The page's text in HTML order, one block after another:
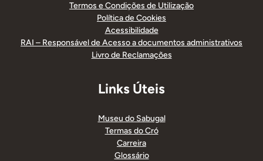
Termos e Condições de Utilização
Política de Cookies
Acessibilidade
RAI – Responsável de Acesso a documentos administrativos
Livro de Reclamações
Links Úteis
Museu do Sabugal
Termas do Cró
Carreira
Glossário